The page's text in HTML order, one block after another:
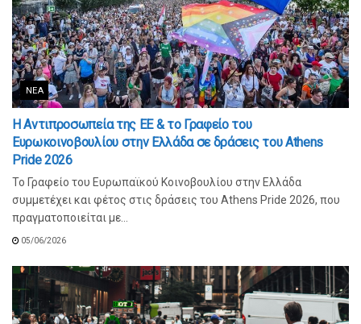
ΝΈΑ
Η Αντιπροσωπεία της ΕΕ & το Γραφείο του
Ευρωκοινοβουλίου στην Ελλάδα σε δράσεις του Athens
Pride 2026
Το Γραφείο του Ευρωπαϊκού Κοινοβουλίου στην Ελλάδα
συμμετέχει και φέτος στις δράσεις του Athens Pride 2026, που
πραγματοποιείται με...
05/06/2026